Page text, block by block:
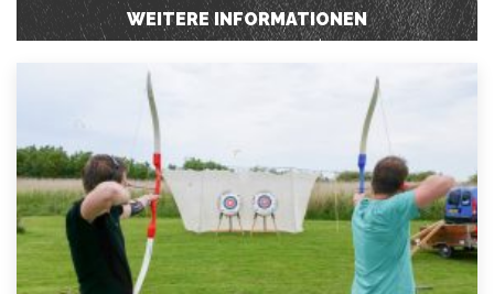
WEITERE INFORMATIONEN